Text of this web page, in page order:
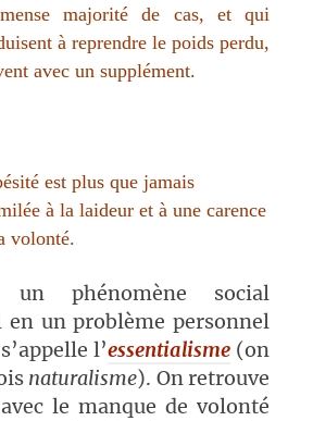
majorité de cas, et qui
à reprendre le poids perdu,
avec un supplément.
est plus que jamais
à la laideur et à une carence
volonté.
un phénomène social
un problème personnel
l’essentialisme (on
naturalisme). On retrouve
le manque de volonté